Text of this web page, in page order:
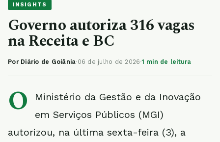
INSIGHTS
Governo autoriza 316 vagas
na Receita e BC
Por Diário de Goiânia·06 de julho de 2026·1 min de leitura
O
Ministério da Gestão e da Inovação
em Serviços Públicos (MGI)
autorizou, na última sexta-feira (3), a